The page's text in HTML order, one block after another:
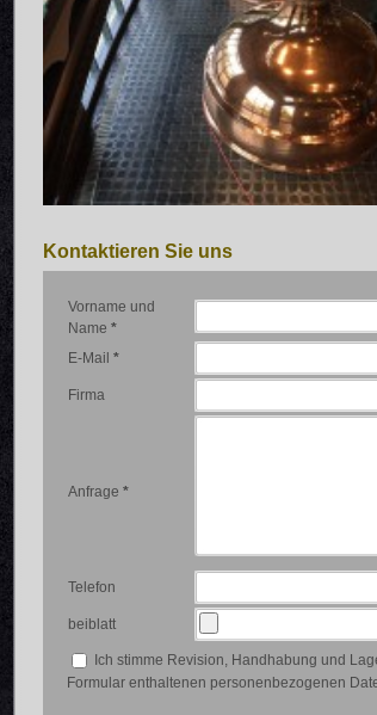
Kontaktieren Sie uns
Vorname und
Name *
E-Mail *
Firma
Anfrage *
Telefon
beiblatt
Ich stimme Revision, Handhabung und
Formular enthaltenen personenbezogenen